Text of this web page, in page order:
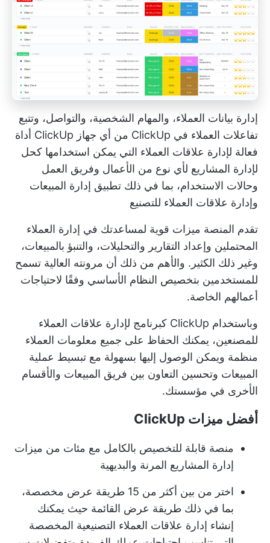
إدارة بيانات العملاء، والمهام الشخصية، والتواصل، وتتبع
تفاعلات العملاء في ClickUp من أي جهاز
ClickUp أداة
فعالة لإدارة علاقات العملاء التي يمكن استخدامها كحل
لإدارة المشاريع لأي نوع من الأعمال وفريق العمل
وحالات الاستخدام، بما في ذلك تطبيق إدارة المبيعات
وإدارة علاقات العملاء للتصنيع
تقدم المنصة ميزات قوية لمساعدتك في إدارة العملاء
المحتملين وإعداد التقارير والتحليلات، والتنبؤ بالمبيعات،
وغير ذلك الكثير. والأهم من ذلك أن مرونته العالية تسمح
للمستخدمين بتخصيص النظام الأساسي وفقًا لاحتياجات
أعمالهم الخاصة.
وباستخدام ClickUp كبرنامج لإدارة علاقات العملاء
للمصنعين، يمكنك الحفاظ على جميع معلومات العملاء
منظمة ويمكن الوصول إليها بسهولة مع تبسيط عملية
المبيعات وتحسين التعاون بين فريق المبيعات والأقسام
الأخرى في مؤسستك.
أفضل ميزات ClickUp
منصة قابلة للتخصيص بالكامل مع مئات من ميزات
إدارة المشاريع المرنة والبديهية
اختر من بين أكثر من 15 طريقة عرض مخصصة،
بما في ذلك طريقة عرض القائمة حيث يمكنك
إنشاء إدارة علاقات العملاء التصنيعية المخصصة